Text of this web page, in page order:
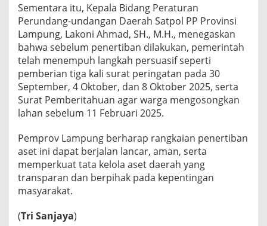
Sementara itu, Kepala Bidang Peraturan
Perundang-undangan Daerah Satpol PP Provinsi
Lampung, Lakoni Ahmad, SH., M.H., menegaskan
bahwa sebelum penertiban dilakukan, pemerintah
telah menempuh langkah persuasif seperti
pemberian tiga kali surat peringatan pada 30
September, 4 Oktober, dan 8 Oktober 2025, serta
Surat Pemberitahuan agar warga mengosongkan
lahan sebelum 11 Februari 2025.
Pemprov Lampung berharap rangkaian penertiban
aset ini dapat berjalan lancar, aman, serta
memperkuat tata kelola aset daerah yang
transparan dan berpihak pada kepentingan
masyarakat.
(Tri Sanjaya)